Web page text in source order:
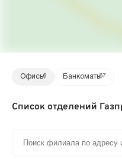
Офисы6 Банкоматы67
Список отделений